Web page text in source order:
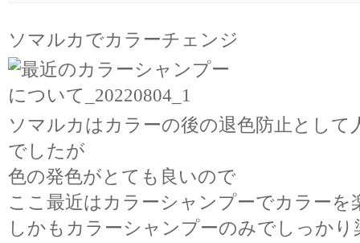
ソマルカでカラーチェンジ
ソマルカはカラーの後の退色防止として
でしたが
色の発色がとても良いので
ここ最近はカラーシャンプーでカラーを
しかもカラーシャンプーのみでしっかり